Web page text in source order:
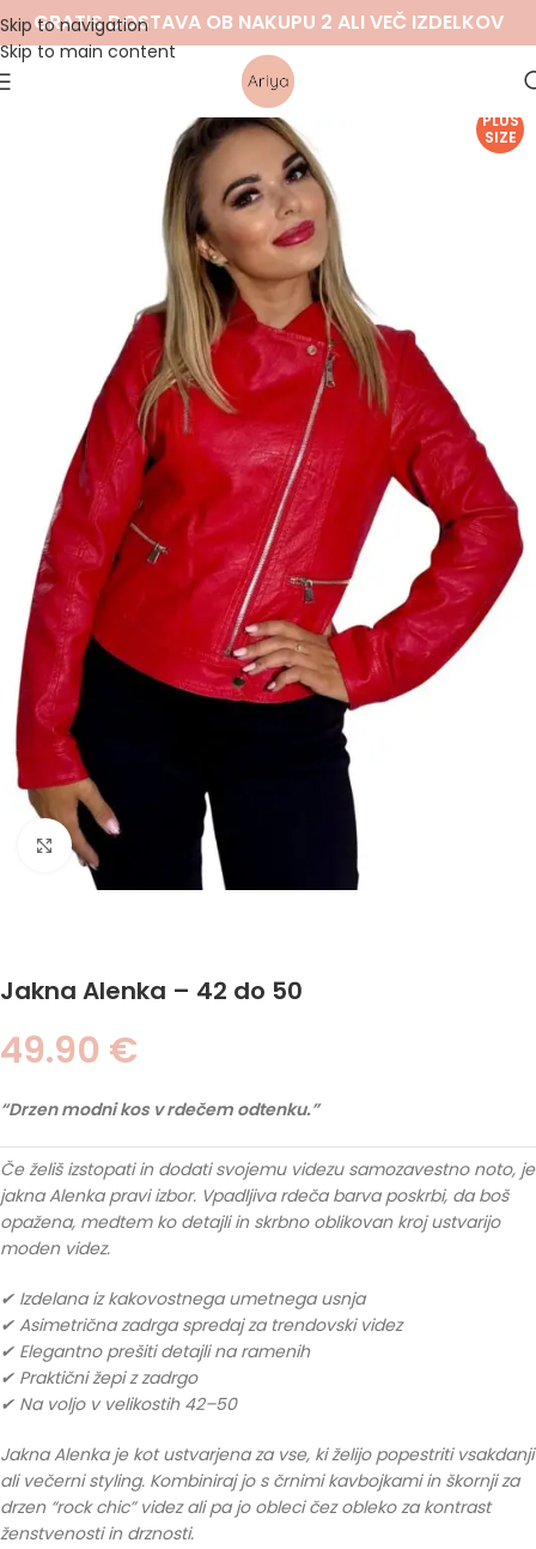
Skip to navigation
Skip to main content
GRATIS DOSTAVA OB NAKUPU 2 ALI VEČ IZDELKOV
PLUS
SIZE
Click to enlarge
Jakna Alenka – 42 do 50
49.90 €
“Drzen modni kos v rdečem odtenku.”
Če želiš izstopati in dodati svojemu videzu samozavestno noto, je
jakna Alenka pravi izbor. Vpadljiva rdeča barva poskrbi, da boš
opažena, medtem ko detajli in skrbno oblikovan kroj ustvarijo
moden videz.
✔ Izdelana iz kakovostnega umetnega usnja
✔ Asimetrična zadrga spredaj za trendovski videz
✔ Elegantno prešiti detajli na ramenih
✔ Praktični žepi z zadrgo
✔ Na voljo v velikostih 42–50
Jakna Alenka je kot ustvarjena za vse, ki želijo popestriti vsakdanji
ali večerni styling. Kombiniraj jo s črnimi kavbojkami in škornji za
drzen “rock chic” videz ali pa jo obleci čez obleko za kontrast
ženstvenosti in drznosti.